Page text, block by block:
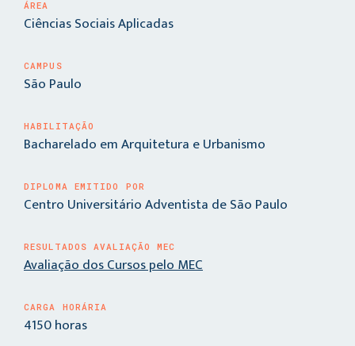
ÁREA
Ciências Sociais Aplicadas
CAMPUS
São Paulo
HABILITAÇÃO
Bacharelado em Arquitetura e Urbanismo
DIPLOMA EMITIDO POR
Centro Universitário Adventista de São Paulo
RESULTADOS AVALIAÇÃO MEC
Avaliação dos Cursos pelo MEC
CARGA HORÁRIA
4150 horas